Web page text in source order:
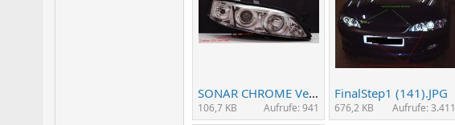
SONAR CHROME VecB.JPG
106,7 KB Aufrufe: 941
FinalStep1 (141).JPG
676,2 KB Aufrufe: 3.411